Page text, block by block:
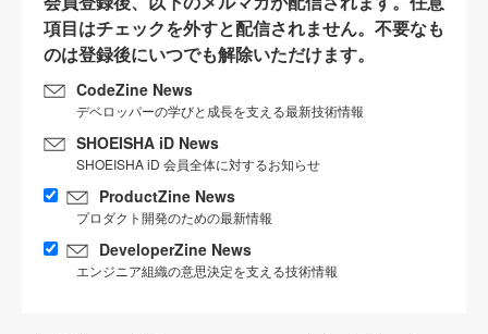
項目はチェックを外すと配信されません。不要なも
のは登録後にいつでも解除いただけます。
CodeZine News
デベロッパーの学びと成長を支える最新技術情報
SHOEISHA iD News
SHOEISHA iD 会員全体に対するお知らせ
ProductZine News
プロダクト開発のための最新情報
DeveloperZine News
エンジニア組織の意思決定を支える技術情報